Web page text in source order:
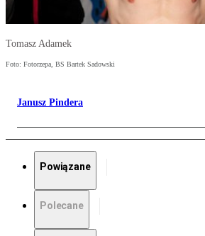
Tomasz Adamek
Foto: Fotorzepa, BS Bartek Sadowski
Janusz Pindera
Powiązane
Polecane